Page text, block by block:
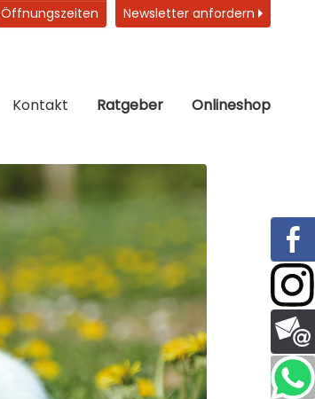
Öffnungszeiten Newsletter anfordern
Kontakt Ratgeber Onlineshop